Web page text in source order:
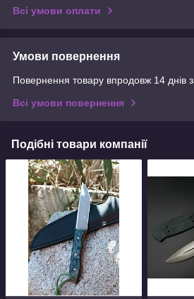
Всі умови оплати
Умови повернення
Повернення товару впродовж 14 днів
Всі умови повернення
Подібні товари компанії